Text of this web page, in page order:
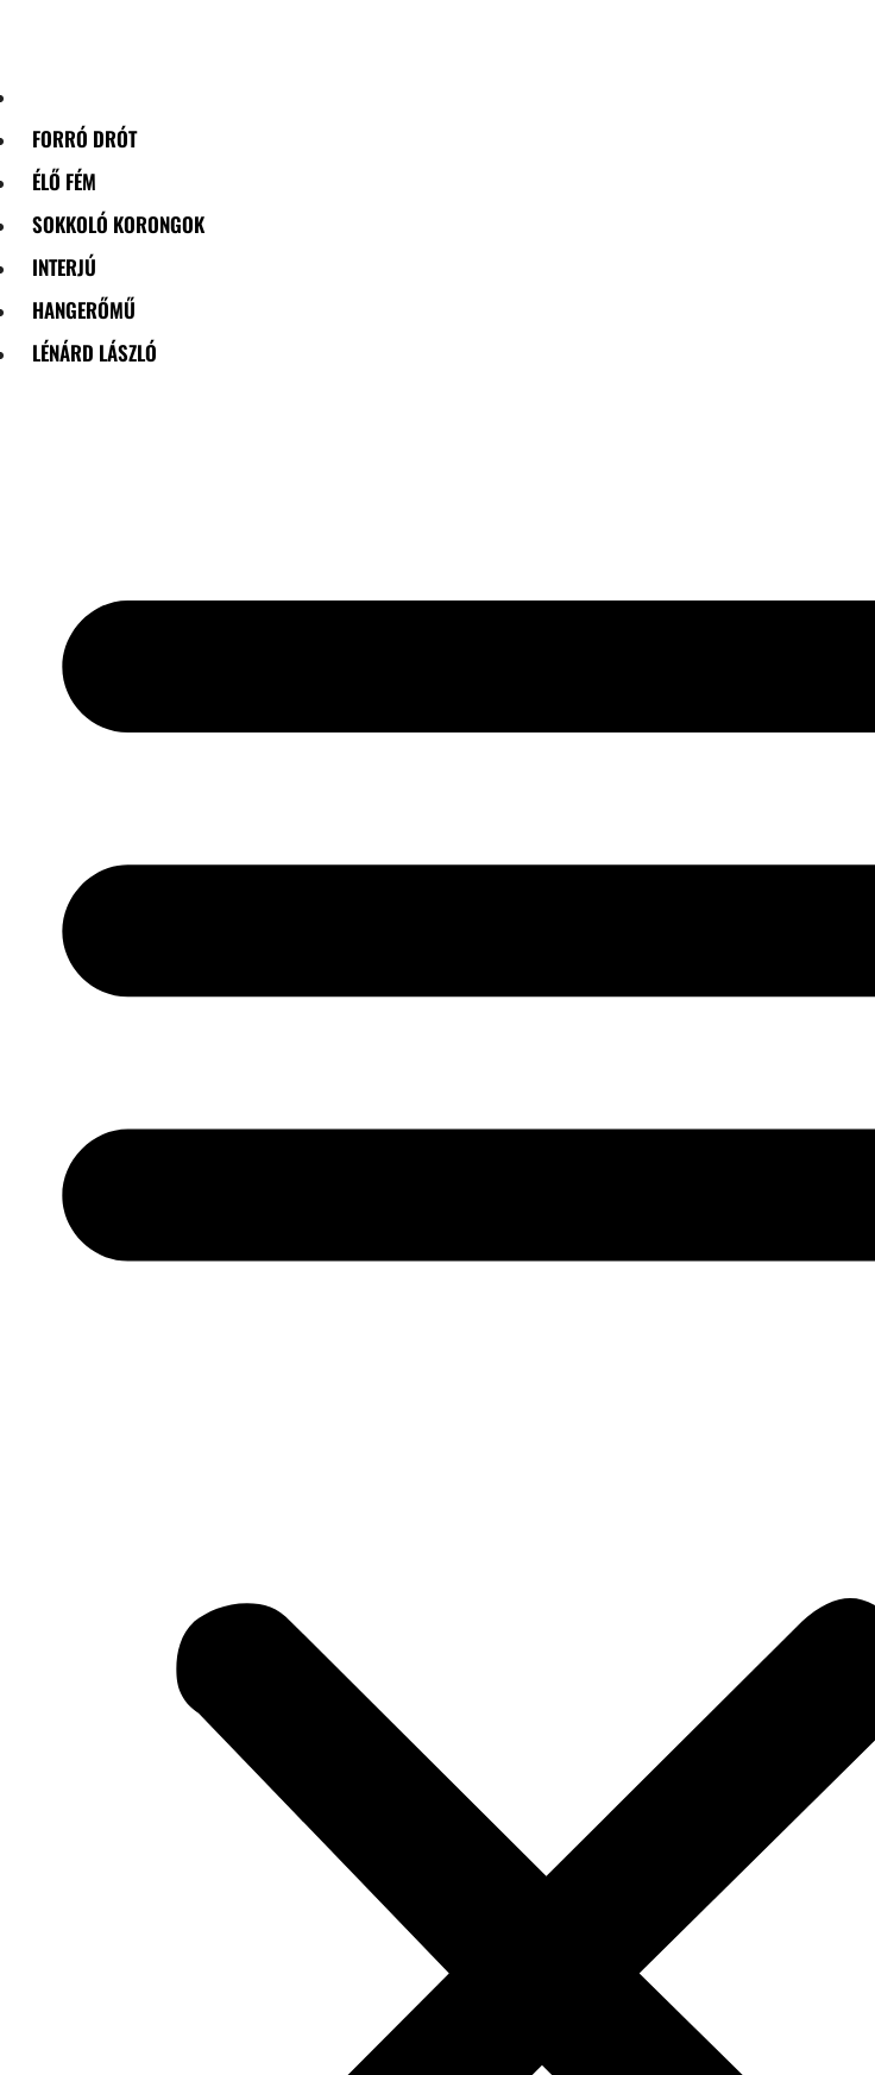
FORRÓ DRÓT
ÉLŐ FÉM
SOKKOLÓ KORONGOK
INTERJÚ
HANGERŐMŰ
LÉNÁRD LÁSZLÓ